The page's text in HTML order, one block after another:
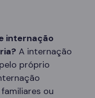
internação
A internação
próprio
ou